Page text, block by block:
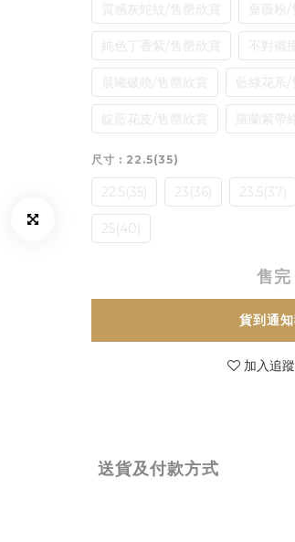
質感灰蛇紋/售罄欣賞 薔薇粉/
純色丁香紫/售罄欣賞 不對襯
晨曦破曉/售罄欣賞 藍綠花系/
靛藍花皮/售罄欣賞 羅蘭紫帶
尺寸 : 22.5(35)
22.5(35) 23(36) 23.5(37)
25(40)
售完
貨到通
加入追
送貨及付款方式